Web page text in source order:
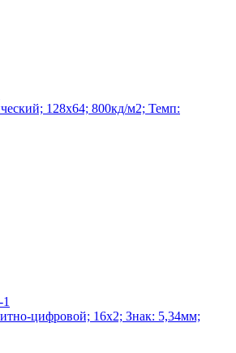
128x64; 800кд/м2; Темп:
цифровой; 16x2; Знак: 5,34мм;